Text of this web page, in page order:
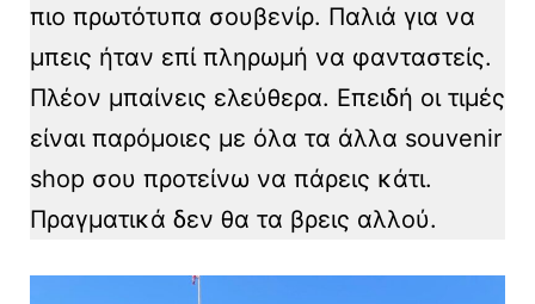
πιο πρωτότυπα σουβενίρ. Παλιά για να
μπεις ήταν επί πληρωμή να φανταστείς.
Πλέον μπαίνεις ελεύθερα. Επειδή οι τιμές
είναι παρόμοιες με όλα τα άλλα souvenir
shop σου προτείνω να πάρεις κάτι.
Πραγματικά δεν θα τα βρεις αλλού.